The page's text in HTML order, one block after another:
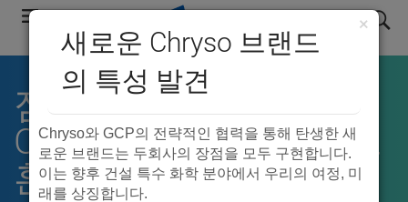
Skip
main
navigation
새로운 Chryso 브랜드
의 특성 발견
×
Chryso와GCP의 전략적인 협력을 통해 탄생한 새
로운 브랜드는 두회사의 장점을 모두 구현합니다.
이는 향후 건설 특수 화학 분야에서 우리의 여정, 미
래를 상징합니다.
search
점토 완화를 위한
CLARENA®의 콘크리트
혼합 기술